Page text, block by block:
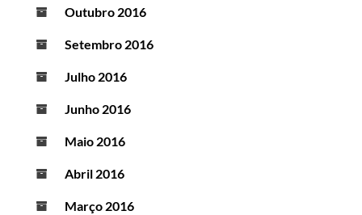
Outubro 2016
Setembro 2016
Julho 2016
Junho 2016
Maio 2016
Abril 2016
Março 2016